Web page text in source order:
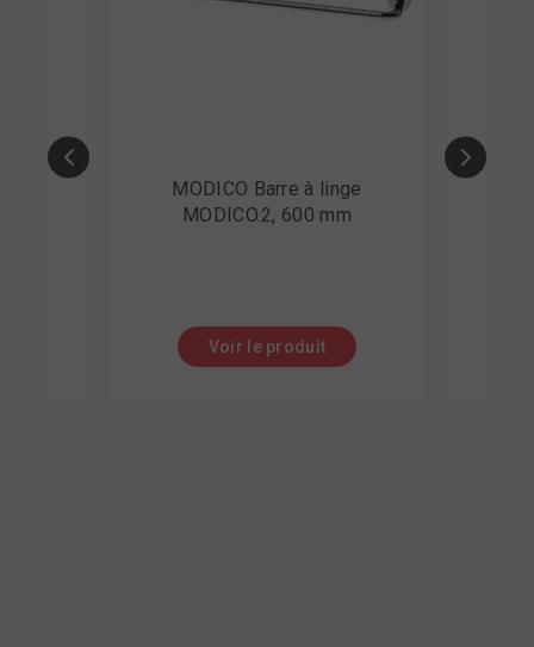
MODICO Barre à linge
MODICO.2, 600 mm
Voir le produit